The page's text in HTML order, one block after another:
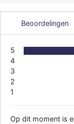
Beoordelingen
5
4
3
2
1
Op dit moment is